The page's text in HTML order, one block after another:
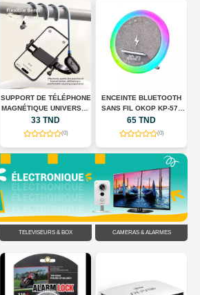
SUPPORT DE TÉLÉPHONE
MAGNÉTIQUE UNIVERSEL
POUR TOUR DE COU
FLEXIBLE
33 TND
(0)
ENCEINTE BLUETOOTH
SANS FIL OKOP KP-577
AVEC CHARGEUR SANS
FIL, HORLOGE LED ET
ÉCLAIRAGE RGB
65 TND
(0)
TÉLÉVISEURS & BOX CAMÉRAS & ALARMES